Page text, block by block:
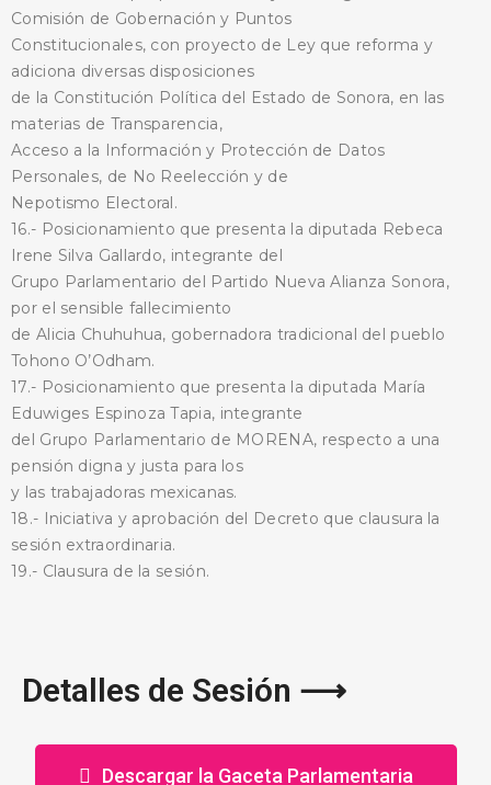
Comisión de Gobernación y Puntos
Constitucionales, con proyecto de Ley que reforma y
adiciona diversas disposiciones
de la Constitución Política del Estado de Sonora, en las
materias de Transparencia,
Acceso a la Información y Protección de Datos
Personales, de No Reelección y de
Nepotismo Electoral.
16.- Posicionamiento que presenta la diputada Rebeca
Irene Silva Gallardo, integrante del
Grupo Parlamentario del Partido Nueva Alianza Sonora,
por el sensible fallecimiento
de Alicia Chuhuhua, gobernadora tradicional del pueblo
Tohono O’Odham.
17.- Posicionamiento que presenta la diputada María
Eduwiges Espinoza Tapia, integrante
del Grupo Parlamentario de MORENA, respecto a una
pensión digna y justa para los
y las trabajadoras mexicanas.
18.- Iniciativa y aprobación del Decreto que clausura la
sesión extraordinaria.
19.- Clausura de la sesión.
Detalles de Sesión ⟶
Descargar la Gaceta Parlamentaria